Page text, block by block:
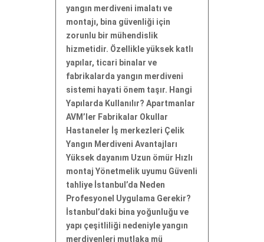
yangın merdiveni imalatı ve
montajı, bina güvenliği için
zorunlu bir mühendislik
hizmetidir. Özellikle yüksek katlı
yapılar, ticari binalar ve
fabrikalarda yangın merdiveni
sistemi hayati önem taşır. Hangi
Yapılarda Kullanılır? Apartmanlar
AVM’ler Fabrikalar Okullar
Hastaneler İş merkezleri Çelik
Yangın Merdiveni Avantajları
Yüksek dayanım Uzun ömür Hızlı
montaj Yönetmelik uyumu Güvenli
tahliye İstanbul’da Neden
Profesyonel Uygulama Gerekir?
İstanbul’daki bina yoğunluğu ve
yapı çeşitliliği nedeniyle yangın
merdivenleri mutlaka mü